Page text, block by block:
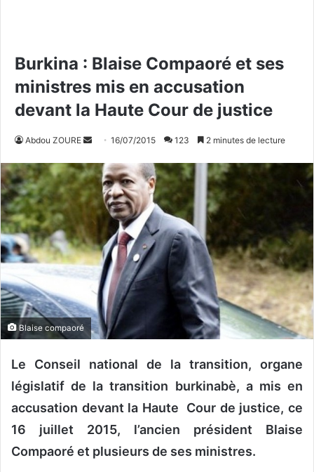
Burkina : Blaise Compaoré et ses
ministres mis en accusation
devant la Haute Cour de justice
Abdou ZOURE
v
o
y
r
u
c
o
u
r
e
l
16/07/2015 123 2 minutes de lecture
Blaise compaoré
Le Conseil national de la transition, organe
législatif de la transition burkinabè, a mis en
accusation devant la Haute Cour de justice, ce
16 juillet 2015, l’ancien président Blaise
Compaoré et plusieurs de ses ministres.